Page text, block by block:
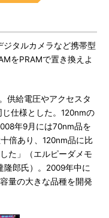
タルカメラなど携帯型
をPRAMで置き換えよ
供給電圧やアクセスタ
仕様とした。120nmの
年9月には70nm品を
倍あり、120nm品に比
た」（エルピーダメモ
隆郎氏）。2009年中に
量の大きな品種を開発